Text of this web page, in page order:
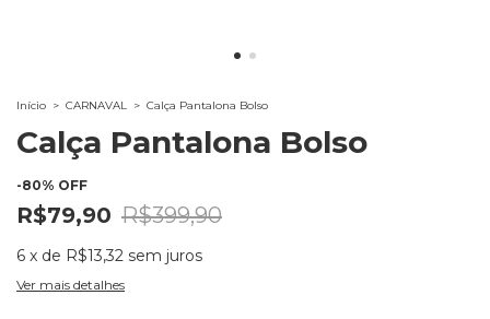
Início > CARNAVAL > Calça Pantalona Bolso
Calça Pantalona Bolso
-80% OFF
R$79,90 R$399,90
6 x de R$13,32 sem juros
Ver mais detalhes